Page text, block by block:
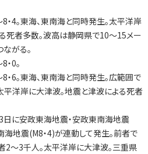
4。東海、東南海と同時発生。太平洋岸
死者多数。波高は静岡県で10～15メー
がる。
0。
6。東海、東南海と同時発生。広範囲で
洋岸に大津波。地震と津波による死者
に安政東海地震・安政東南海地震
地震(M8・4)が連動して発生。前者で
2～3千人。太平洋岸に大津波。三重県